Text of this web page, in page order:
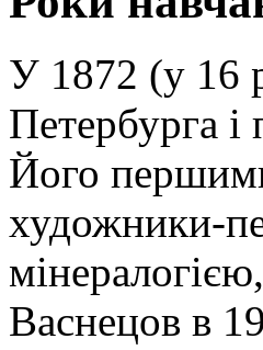
У 1872 (у 16
Петербурга
Його
художники-
Васнецов в